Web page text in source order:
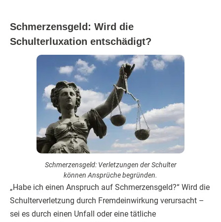
Schmerzensgeld: Wird die
Schulterluxation entschädigt?
Schmerzensgeld: Verletzungen der Schulter
können Ansprüche begründen.
„Habe ich einen Anspruch auf Schmerzensgeld?“ Wird die
Schulterverletzung durch Fremdeinwirkung verursacht –
sei es durch einen Unfall oder eine tätliche